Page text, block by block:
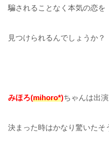
騙されることなく本気の恋を
見つけられるんでしょうか？
みほろ(mihoro*)ちゃんは出
決まった時はかなり驚いたそ